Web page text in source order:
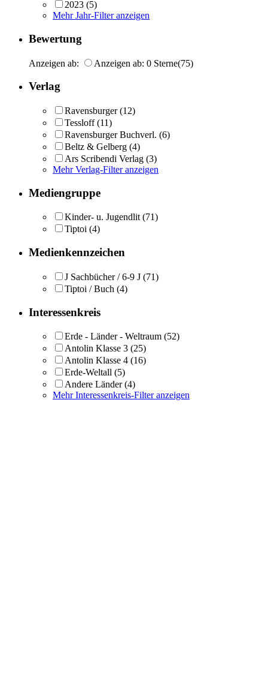
2023 (5)
Mehr Jahr-Filter anzeigen
Bewertung
Anzeigen ab: Anzeigen ab: 0 Sterne(75)
Verlag
Ravensburger (12)
Tessloff (11)
Ravensburger Buchverl. (6)
Beltz & Gelberg (4)
Ars Scribendi Verlag (3)
Mehr Verlag-Filter anzeigen
Mediengruppe
Kinder- u. Jugendlit (71)
Tiptoi (4)
Medienkennzeichen
J Sachbücher / 6-9 J (71)
Tiptoi / Buch (4)
Interessenkreis
Erde - Länder - Weltraum (52)
Antolin Klasse 3 (25)
Antolin Klasse 4 (16)
Erde-Weltall (5)
Andere Länder (4)
Mehr Interessenkreis-Filter anzeigen